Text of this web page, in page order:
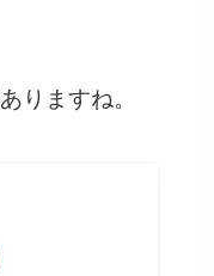
りますね。